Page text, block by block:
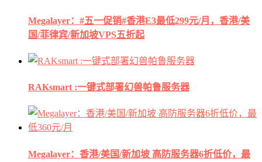
Megalayer：#五一促销#香港E3最低299元/月，香港/美
国/菲律宾/新加坡VPS五折起
RAKsmart :一键式部署幻兽帕鲁服务器
Megalayer：香港/美国/新加坡 高防服务器6折低价，最